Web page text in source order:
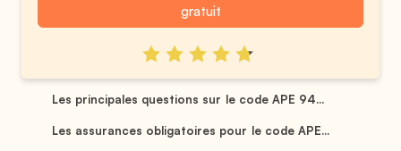
gratuit
Les principales questions sur le code APE 94...
Les assurances obligatoires pour le code APE...